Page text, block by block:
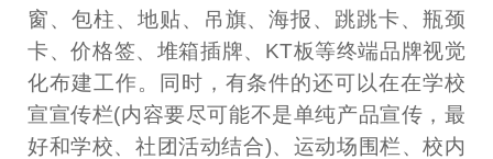
窗、包柱、地贴、吊旗、海报、跳跳卡、瓶颈
卡、价格签、堆箱插牌、KT板等终端品牌视觉
化布建工作。同时，有条件的还可以在在学校
宣宣传栏(内容要尽可能不是单纯产品宣传，最
好和学校、社团活动结合)、运动场围栏、校内